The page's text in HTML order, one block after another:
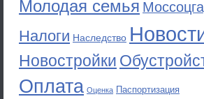
Молодая семья
Налоги Наследство
Новостройки
Оплата Оценка Паспортизация